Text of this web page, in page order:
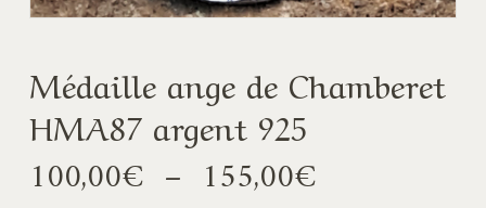
Médaille ange de Chamberet
HMA87 argent 925
100,00€ – 155,00€Plage